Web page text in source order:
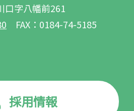
口字八幡前261
FAX：0184-74-5185
採用情報